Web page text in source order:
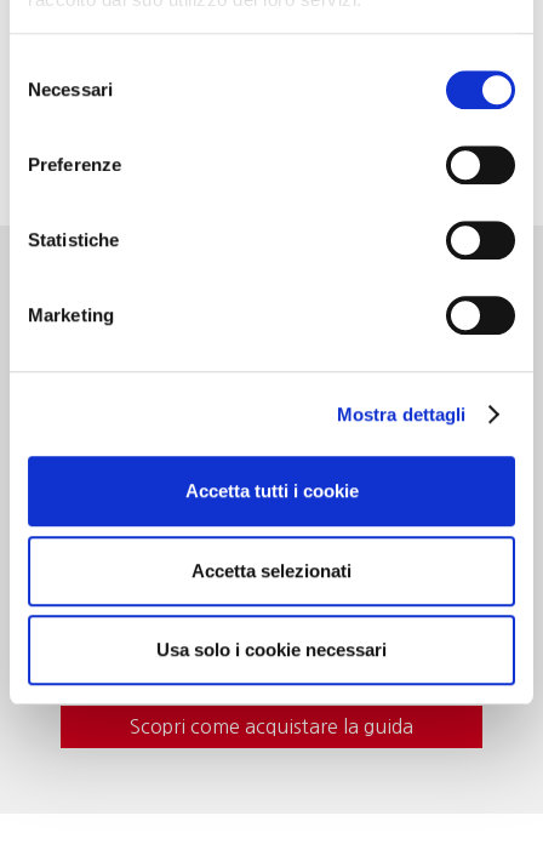
delNecessari
Preferenze
Statistiche
Marketing
Mostra dettagli
Accetta tutti i cookie
Accetta selezionati
Usa solo i cookie necessari
Cantine d’Italia
Dedicato alle cantine che …”valgono il
viaggio”. Oltre 700 realtà recensite, con
cantina. In questa edizione nuove segnalazioni
e itinerari del gusto per una guida sempre più
Scopri come acquistare la guida